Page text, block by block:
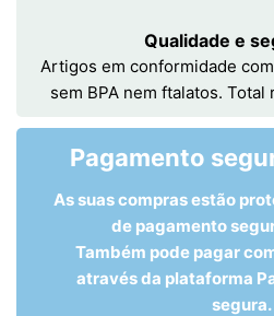
Qualidade e
Artigos em conformidade
sem BPA nem ftalatos.
Pagamento
As suas compras estão
de pagamento
Também pode pagar
através da plataforma
segura.